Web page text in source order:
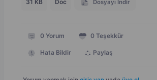
31 KB Doc Dosyayı İndir
0Yorum 0 Teşekkür
Hata Bildir Paylaş